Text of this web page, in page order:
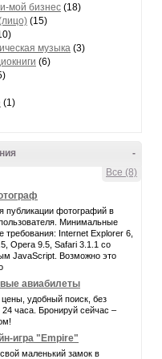
мой бизнес (18)
(15)
музыка (3)
(6)
(1)
-
Все (8)
публикации фотографий в
Минимальные
требования: Internet Explorer 6,
Opera 9.5, Safari 3.1.1 со
JavaScript. Возможно это
авиабилеты
удобный поиск, без
часа. Бронируй сейчас –
игра "Empire"
маленький замок в